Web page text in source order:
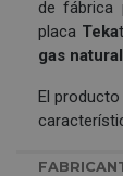
de fábrica
placa Teka
gas natural
El